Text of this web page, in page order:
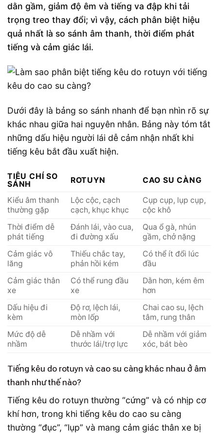
dằn gầm, giảm độ êm và tiếng va đập khi tải
trọng treo thay đổi; vì vậy, cách phân biệt hiệu
quả nhất là so sánh âm thanh, thời điểm phát
tiếng và cảm giác lái.
Dưới đây là bảng so sánh nhanh để bạn nhìn rõ sự
khác nhau giữa hai nguyên nhân. Bảng này tóm tắt
những dấu hiệu người lái dễ cảm nhận nhất khi
tiếng kêu bắt đầu xuất hiện.
TIÊU CHÍ SO
SÁNH
ROTUYN CAO SU CÀNG
Kiểu âm thanh
thường gặp
Lộc cộc, cạch
cạch, khục khục
Cụp cụp, lụp cụp,
cộc khô
Thời điểm dễ
phát tiếng
Đánh lái, vào cua,
đi đường xấu
Qua ổ gà, nhún
gầm, chở nặng
Cảm giác vô
lăng
Thiếu chắc tay,
phản hồi kém
Có thể ít đổi lúc
đầu
Cảm giác thân
xe
Có thể rung đầu
xe
Dằn hơn, kém êm
hơn
Dấu hiệu đi
kèm
Độ rơ, lệch lái,
mòn lốp
Chai cao su, lệch
tâm, rung thân
Mức độ dễ
nhầm
Dễ nhầm với
thước lái/trợ lực
Dễ nhầm với giảm
xóc, bát bèo
Tiếng kêu do rotuyn và cao su càng khác nhau ở âm
thanh như thế nào?
Tiếng kêu do rotuyn thường “cứng” và có nhịp cơ
khí hơn, trong khi tiếng kêu do cao su càng
thường “đục”, “lụp” và mang cảm giác thân xe bị